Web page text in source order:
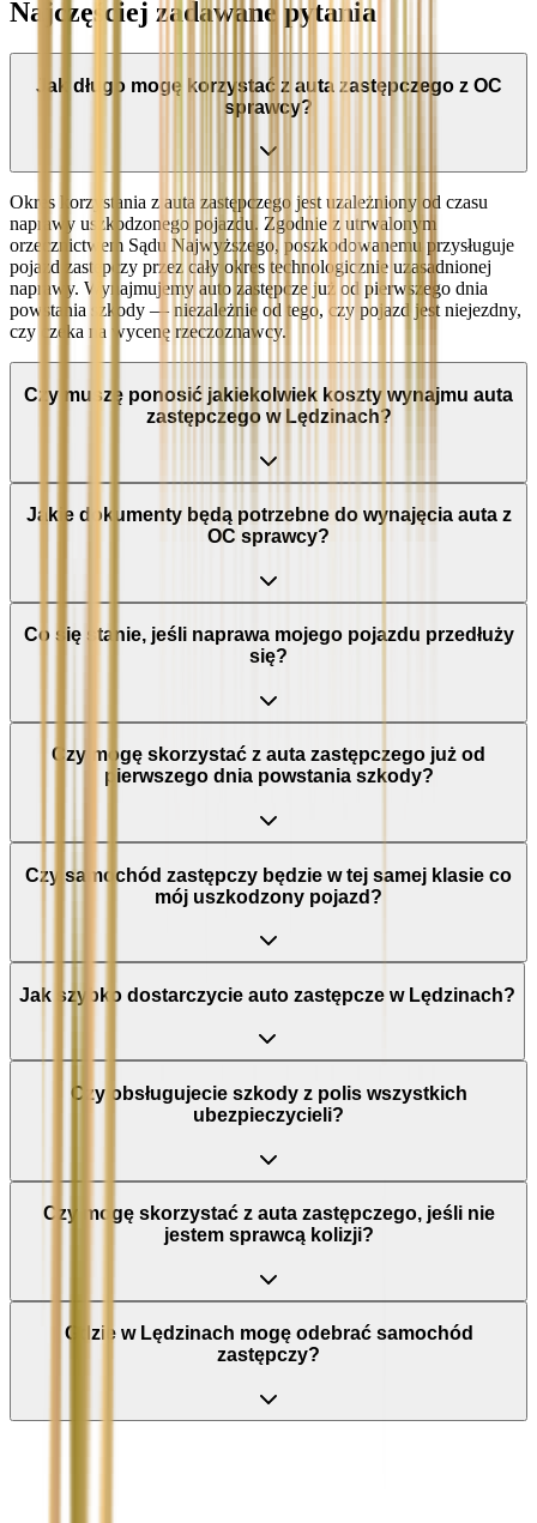
Najczęściej zadawane pytania
Jak długo mogę korzystać z auta zastępczego z OC
sprawcy?
Okres korzystania z auta zastępczego jest uzależniony od czasu
naprawy uszkodzonego pojazdu. Zgodnie z utrwalonym
orzecznictwem Sądu Najwyższego, poszkodowanemu przysługuje
pojazd zastępczy przez cały okres technologicznie uzasadnionej
naprawy. Wynajmujemy auto zastępcze już od pierwszego dnia
powstania szkody — niezależnie od tego, czy pojazd jest niejezdny,
czy czeka na wycenę rzeczoznawcy.
Czy muszę ponosić jakiekolwiek koszty wynajmu auta
zastępczego w Lędzinach?
Jakie dokumenty będą potrzebne do wynajęcia auta z
OC sprawcy?
Co się stanie, jeśli naprawa mojego pojazdu przedłuży
się?
Czy mogę skorzystać z auta zastępczego już od
pierwszego dnia powstania szkody?
Czy samochód zastępczy będzie w tej samej klasie co
mój uszkodzony pojazd?
Jak szybko dostarczycie auto zastępcze w Lędzinach?
Czy obsługujecie szkody z polis wszystkich
ubezpieczycieli?
Czy mogę skorzystać z auta zastępczego, jeśli nie
jestem sprawcą kolizji?
Gdzie w Lędzinach mogę odebrać samochód
zastępczy?